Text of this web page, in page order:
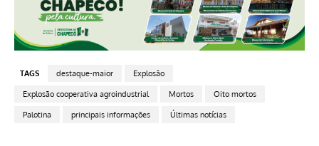
TAGS destaque-maior Explosão
Explosão cooperativa agroindustrial Mortos Oito mortos
Palotina principais informações Últimas notícias